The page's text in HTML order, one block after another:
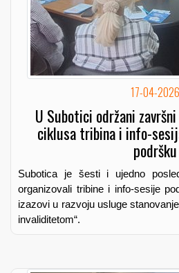
17-04-2026
U Subotici održani
ciklusa tribina i info-
podršku
Subotica je šesti i ujedno
organizovali tribine i info-sesije
izazovi u razvoju usluge
invaliditetom“.